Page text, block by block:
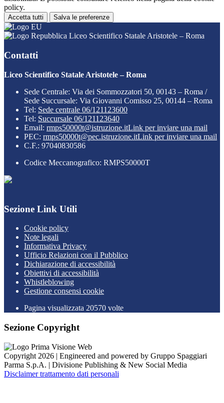
policy.
Accetta tutti Salva le preferenze
Liceo Scientifico Statale Aristotele – Roma
Contatti
Liceo Scientifico Statale Aristotele – Roma
Sede Centrale: Via dei Sommozzatori 50, 00143 – Roma /
Sede Succursale: Via Giovanni Comisso 25, 00144 – Roma
Tel: Sede centrale 06/121123600
Tel: Succursale 06/121123640
Email: rmps50000t@istruzione.itLink per inviare una mail
PEC: rmps50000t@pec.istruzione.itLink per inviare una mail
C.F.: 97040830586
Codice Meccanografico: RMPS50000T
Sezione Link Utili
Cookie policy
Note legali
Informativa Privacy
Ufficio Relazioni con il Pubblico
Dichiarazione di accessibilità
Obiettivi di accessibilità
Whistleblowing
Gestione consensi cookie
Pagina visualizzata 20570 volte
Sezione Copyright
Copyright 2026 | Engineered and powered by Gruppo Spaggiari
Parma S.p.A. | Divisione Publishing & New Social Media
Disclaimer trattamento dati personali